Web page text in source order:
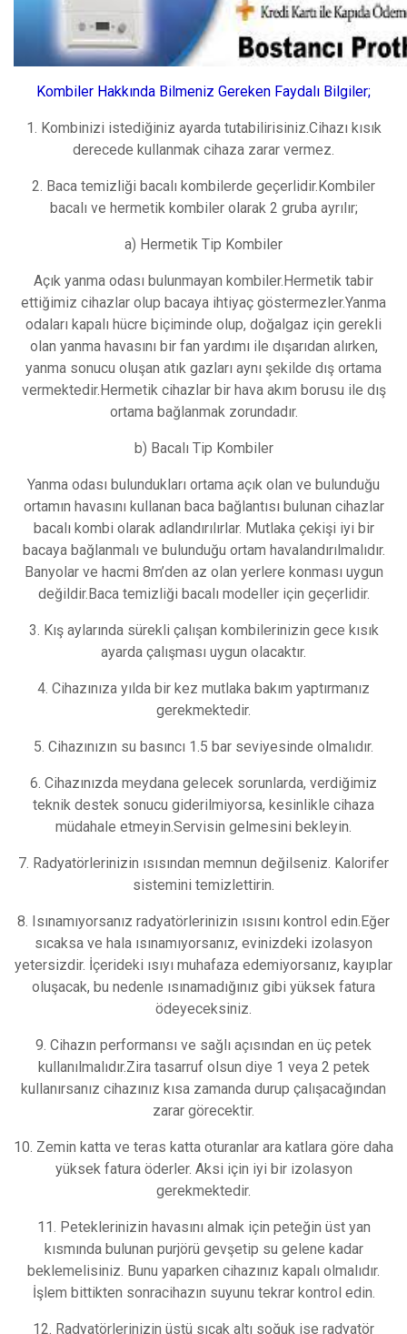
Kombiler Hakkında Bilmeniz Gereken Faydalı Bilgiler;
1. Kombinizi istediğiniz ayarda tutabilirisiniz.Cihazı kısık
derecede kullanmak cihaza zarar vermez.
2. Baca temizliği bacalı kombilerde geçerlidir.Kombiler
bacalı ve hermetik kombiler olarak 2 gruba ayrılır;
a) Hermetik Tip Kombiler
Açık yanma odası bulunmayan kombiler.Hermetik tabir
ettiğimiz cihazlar olup bacaya ihtiyaç göstermezler.Yanma
odaları kapalı hücre biçiminde olup, doğalgaz için gerekli
olan yanma havasını bir fan yardımı ile dışarıdan alırken,
yanma sonucu oluşan atık gazları aynı şekilde dış ortama
vermektedir.Hermetik cihazlar bir hava akım borusu ile dış
ortama bağlanmak zorundadır.
b) Bacalı Tip Kombiler
Yanma odası bulundukları ortama açık olan ve bulunduğu
ortamın havasını kullanan baca bağlantısı bulunan cihazlar
bacalı kombi olarak adlandırılırlar. Mutlaka çekişi iyi bir
bacaya bağlanmalı ve bulunduğu ortam havalandırılmalıdır.
Banyolar ve hacmi 8m’den az olan yerlere konması uygun
değildir.Baca temizliği bacalı modeller için geçerlidir.
3. Kış aylarında sürekli çalışan kombilerinizin gece kısık
ayarda çalışması uygun olacaktır.
4. Cihazınıza yılda bir kez mutlaka bakım yaptırmanız
gerekmektedir.
5. Cihazınızın su basıncı 1.5 bar seviyesinde olmalıdır.
6. Cihazınızda meydana gelecek sorunlarda, verdiğimiz
teknik destek sonucu giderilmiyorsa, kesinlikle cihaza
müdahale etmeyin.Servisin gelmesini bekleyin.
7. Radyatörlerinizin ısısından memnun değilseniz. Kalorifer
sistemini temizlettirin.
8. Isınamıyorsanız radyatörlerinizin ısısını kontrol edin.Eğer
sıcaksa ve hala ısınamıyorsanız, evinizdeki izolasyon
yetersizdir. İçerideki ısıyı muhafaza edemiyorsanız, kayıplar
oluşacak, bu nedenle ısınamadığınız gibi yüksek fatura
ödeyeceksiniz.
9. Cihazın performansı ve sağlı açısından en üç petek
kullanılmalıdır.Zira tasarruf olsun diye 1 veya 2 petek
kullanırsanız cihazınız kısa zamanda durup çalışacağından
zarar görecektir.
10. Zemin katta ve teras katta oturanlar ara katlara göre daha
yüksek fatura öderler. Aksi için iyi bir izolasyon
gerekmektedir.
11. Peteklerinizin havasını almak için peteğin üst yan
kısmında bulunan purjörü gevşetip su gelene kadar
beklemelisiniz. Bunu yaparken cihazınız kapalı olmalıdır.
İşlem bittikten sonracihazın suyunu tekrar kontrol edin.
12. Radyatörlerinizin üstü sıcak altı soğuk ise radyatör